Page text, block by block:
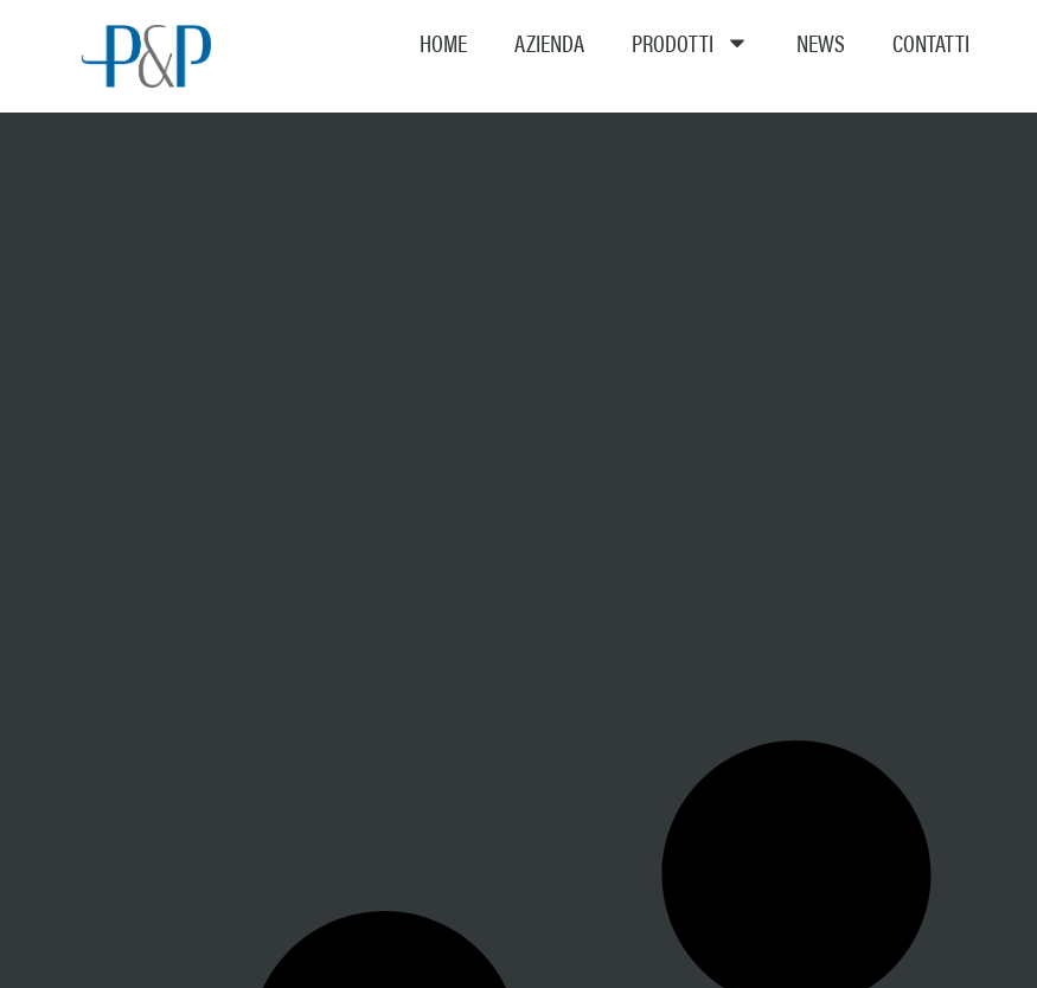
HOME AZIENDA PRODOTTI NEWS CONTATTI